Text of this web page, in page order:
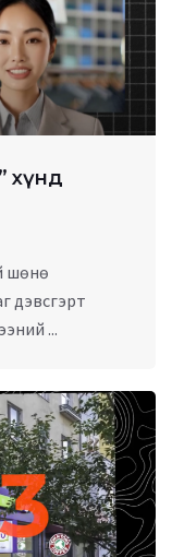
хүнд
шөнө
дэвсгэрт
...